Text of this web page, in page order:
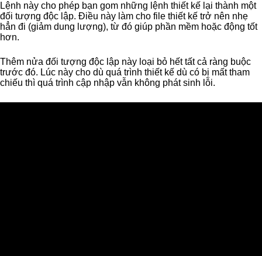
Lệnh này cho phép bạn gom những lệnh thiết kế lại thành một
đối tượng độc lập. Điều này làm cho file thiết kế trở nên nhẹ
hẳn đi (giảm dung lượng), từ đó giúp phần mềm hoặc động tốt
hơn.
Thêm nửa đối tượng độc lập này loại bỏ hết tất cả ràng buộc
trước đó. Lúc này cho dù quá trình thiết kế dù có bị mất tham
chiếu thì quá trình cập nhập vẫn không phát sinh lỗi.